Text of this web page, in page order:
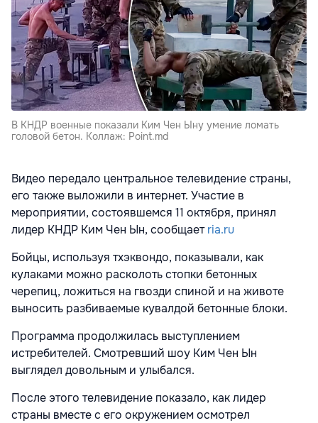
В КНДР военные показали Ким Чен Ыну умение ломать
головой бетон. Коллаж: Point.md
Видео передало центральное телевидение страны,
его также выложили в интернет. Участие в
мероприятии, состоявшемся 11 октября, принял
лидер КНДР Ким Чен Ын, сообщаетria.ru
Бойцы, используя тхэквондо, показывали, как
кулаками можно расколоть стопки бетонных
черепиц, ложиться на гвозди спиной и на животе
выносить разбиваемые кувалдой бетонные блоки.
Программа продолжилась выступлением
истребителей. Смотревший шоу Ким Чен Ын
выглядел довольным и улыбался.
После этого телевидение показало, как лидер
страны вместе с его окружением осмотрел